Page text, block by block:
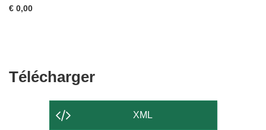
€ 0,00
TéléchargerTélécharger
contenu
XML